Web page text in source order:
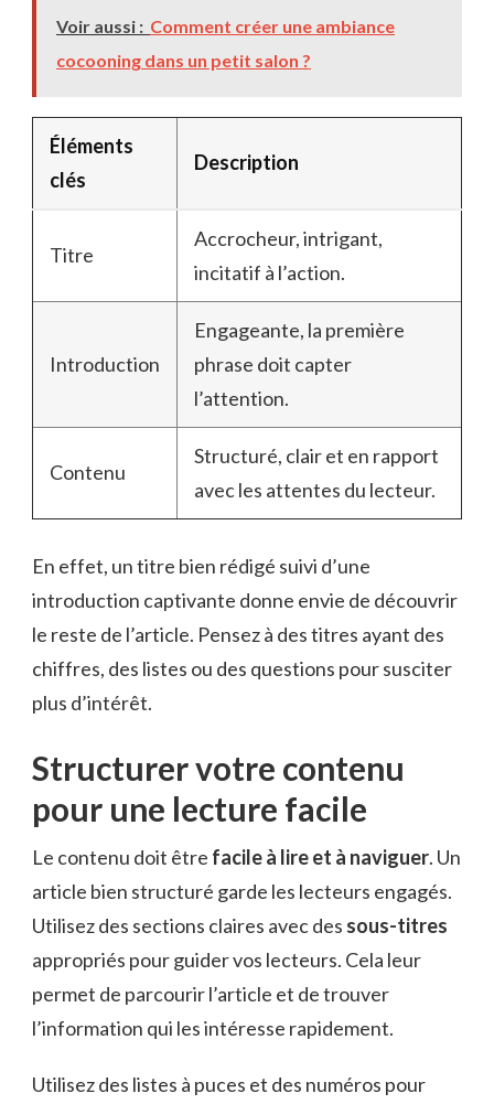
Voir aussi : Comment créer une ambiance
cocooning dans un petit salon ?
Éléments
clés
Description
Titre
Accrocheur, intrigant,
incitatif à l’action.
Introduction
Engageante, la première
phrase doit capter
l’attention.
Contenu
Structuré, clair et en rapport
avec les attentes du lecteur.
En effet, un titre bien rédigé suivi d’une
introduction captivante donne envie de découvrir
le reste de l’article. Pensez à des titres ayant des
chiffres, des listes ou des questions pour susciter
plus d’intérêt.
Structurer votre contenu
pour une lecture facile
Le contenu doit être facile à lire et à naviguer. Un
article bien structuré garde les lecteurs engagés.
Utilisez des sections claires avec des sous-titres
appropriés pour guider vos lecteurs. Cela leur
permet de parcourir l’article et de trouver
l’information qui les intéresse rapidement.
Utilisez des listes à puces et des numéros pour